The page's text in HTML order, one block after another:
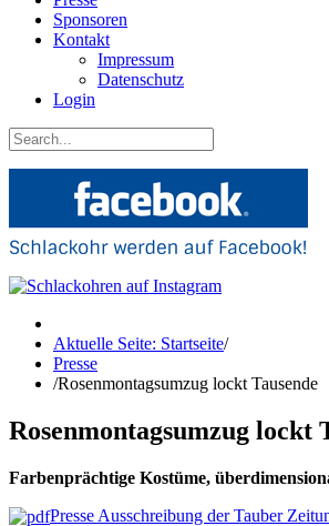
Sponsoren
Kontakt
Impressum
Datenschutz
Login
Aktuelle Seite: Startseite/
Presse
/Rosenmontagsumzug lockt Tausende
Rosenmontagsumzug lockt
Farbenprächtige Kostüme,
Presse Ausschreibung der Tauber